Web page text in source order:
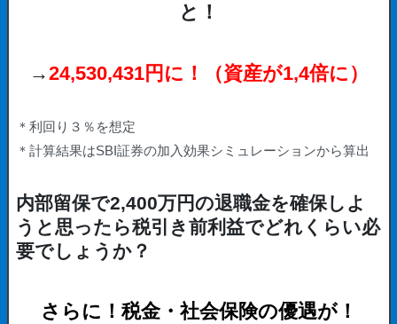
と！
→24,530,431円に！（資産が1,4倍に）
＊利回り３％を想定
＊計算結果はSBI証券の加入効果シミュレーションから算出
内部留保で2,400万円の退職金を確保しよ
うと思ったら税引き前利益でどれくらい必
要でしょうか？
さらに！税金・社会保険の優遇が！